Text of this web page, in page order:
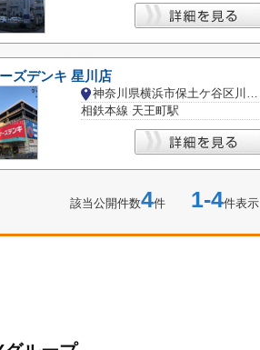
ズデンキ 星川店
神奈川県横浜市保土ケ谷区川辺町
相鉄本線 天王町駅
該当公開件数4件 1-4件表示